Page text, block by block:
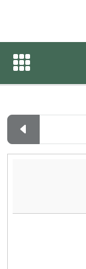
ปฏิทินกิจ
ปฏิทินกิจก